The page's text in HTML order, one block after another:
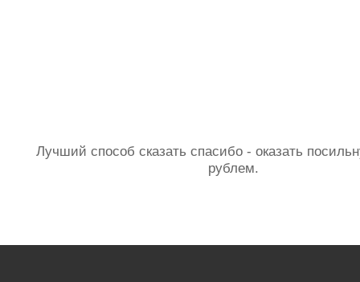
Лучший способ сказать спасибо - оказать
рублем.